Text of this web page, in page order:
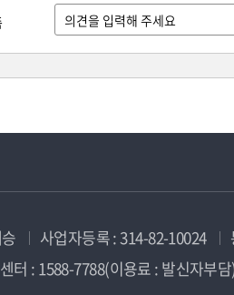
사업자등록 : 314-82-10024
터 : 1588-7788(이용료 : 발신자부